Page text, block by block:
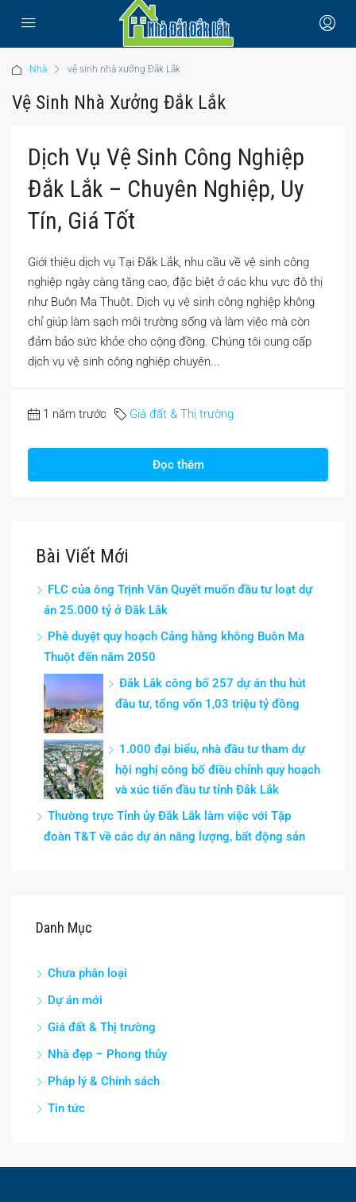
Nhà vệ sinh nhà xưởng Đắk Lắk
Vệ Sinh Nhà Xưởng Đắk Lắk
Dịch Vụ Vệ Sinh Công Nghiệp
Đắk Lắk – Chuyên Nghiệp, Uy
Tín, Giá Tốt
Giới thiệu dịch vụ Tại Đắk Lắk, nhu cầu về vệ sinh công
nghiệp ngày càng tăng cao, đặc biệt ở các khu vực đô thị
như Buôn Ma Thuột. Dịch vụ vệ sinh công nghiệp không
chỉ giúp làm sạch môi trường sống và làm việc mà còn
đảm bảo sức khỏe cho cộng đồng. Chúng tôi cung cấp
dịch vụ vệ sinh công nghiệp chuyên...
1 năm trước Giá đất & Thị trường
Đọc thêm
Bài Viết Mới
FLC của ông Trịnh Văn Quyết muốn đầu tư loạt dự
án 25.000 tỷ ở Đắk Lắk
Phê duyệt quy hoạch Cảng hàng không Buôn Ma
Thuột đến năm 2050
Đắk Lắk công bố 257 dự án thu hút
đầu tư, tổng vốn 1,03 triệu tỷ đồng
1.000 đại biểu, nhà đầu tư tham dự
hội nghị công bố điều chỉnh quy hoạch
và xúc tiến đầu tư tỉnh Đắk Lắk
Thường trực Tỉnh ủy Đắk Lắk làm việc với Tập
đoàn T&T về các dự án năng lượng, bất động sản
Danh Mục
Chưa phân loại
Dự án mới
Giá đất & Thị trường
Nhà đẹp – Phong thủy
Pháp lý & Chính sách
Tin tức